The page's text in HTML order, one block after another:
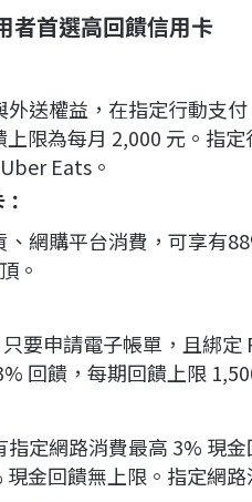
者首選高回饋信用卡
送權益，在指定行動支
限為每月 2,000 元。指
Eats。
網購平台消費，可享有
。
要申請電子帳單，且綁
回饋，每期回饋上限
定網路消費最高 3% 現
金回饋無上限。指定網